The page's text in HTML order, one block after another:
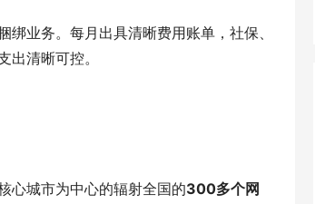
业务。每月出具清晰费用账单，社保、
清晰可控。
心城市为中心的辐射全国的300多个网